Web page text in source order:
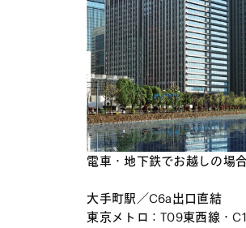
電車・地下鉄でお越しの場
大手町駅／C6a出口直結
東京メトロ：T09東西線・